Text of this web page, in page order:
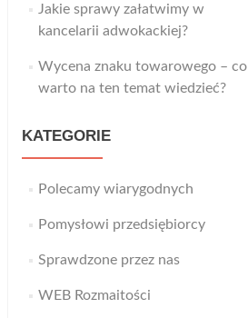
Jakie sprawy załatwimy w
kancelarii adwokackiej?
Wycena znaku towarowego – co
warto na ten temat wiedzieć?
KATEGORIE
Polecamy wiarygodnych
Pomysłowi przedsiębiorcy
Sprawdzone przez nas
WEB Rozmaitości